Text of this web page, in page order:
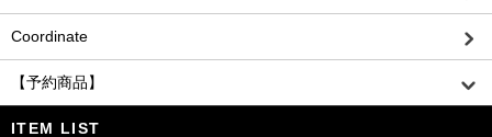
Coordinate
【予約商品】
ITEM LIST